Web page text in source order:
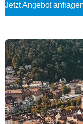
Jetzt Angebot anfragen